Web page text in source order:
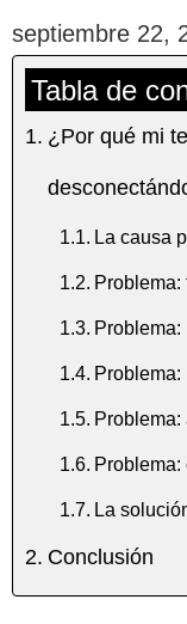
septiembre 22,
Tabla de
¿Por qué mi
La causa
Problema:
Problema:
La
Conclusión